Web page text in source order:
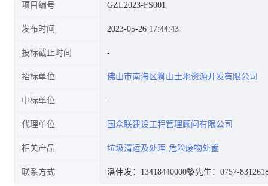
项目编号 GZL2023-FS001
发布时间 2023-05-26 17:44:43
投标截止时间
招标单位 佛山市南海区狮山土地资源开发有限公司
中标单位
代理单位 国众联建设工程管理顾问有限公司
相关产品 垃圾清运及处理 危险废物处置
联系方式 潘伟发：13418440000黎先生：0757-